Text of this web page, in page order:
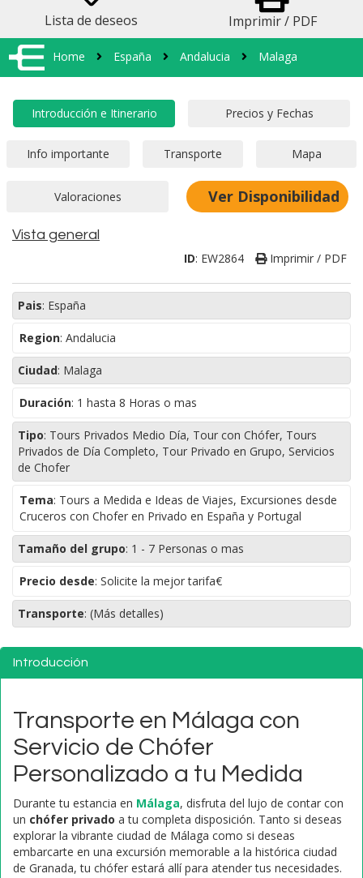
Lista de deseos Imprimir / PDF
Home España Andalucia Malaga
Ver Disponibilidad
Vista general
ID: EW2864 Imprimir / PDF
Pais: España
Region: Andalucia
Ciudad: Malaga
Duración: 1 hasta 8 Horas o mas
Tipo: Tours Privados Medio Día, Tour con Chófer, Tours
Privados de Día Completo, Tour Privado en Grupo, Servicios
de Chofer
Tema: Tours a Medida e Ideas de Viajes, Excursiones desde
Cruceros con Chofer en Privado en España y Portugal
Tamaño del grupo: 1 - 7 Personas o mas
Precio desde: Solicite la mejor tarifa€
Transporte: (Más detalles)
Introducción
Transporte en Málaga con
Servicio de Chófer
Personalizado a tu Medida
Durante tu estancia en Málaga, disfruta del lujo de contar con
un chófer privado a tu completa disposición. Tanto si deseas
explorar la vibrante ciudad de Málaga como si deseas
embarcarte en una excursión memorable a la histórica ciudad
de Granada, tu chófer estará allí para atender tus necesidades.